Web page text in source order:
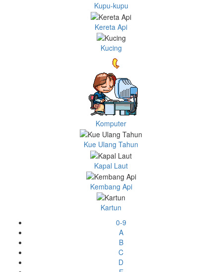
Kupu-kupu
Kereta Api
Kucing
Komputer
Kue Ulang Tahun
Kapal Laut
Kembang Api
Kartun
0-9
A
B
C
D